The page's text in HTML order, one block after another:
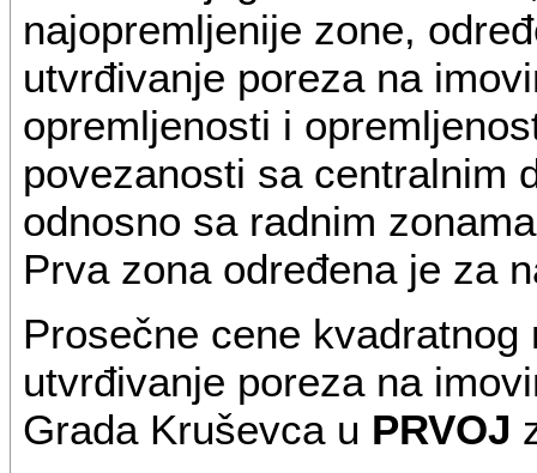
najopremljenije zone,
utvrđivanje poreza na
opremljenosti i
povezanosti sa centralnim
odnosno sa radnim
Prva zona određena je za
Prosečne cene
utvrđivanje poreza na
Grada Kruševca u PRVOJ